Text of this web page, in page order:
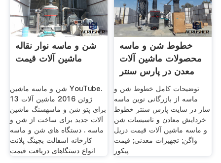
شن و ماسه نوار نقاله
ماشین آلات قیمت
شن و ماسه ماشین YouTube.
13 ژوئن 2016 ماشین آلات
برای پتو شن و ماسهسنگ ماشین
آلات جدید برای ساخت از شن و
ماسه . دستگاه های شن و ماسه
کارخانه اسفالت بچینگ پلانت
انواع دستگاهای دریافت قیمت
خطوط شن و ماسه
محصولات ماشین آلات
معدن در پارس سنتر
توضیحات کامل خطوط شن و
ماسه از بازرگانی نوین ماسه
ساز در سایت پارس سنتر خطوط
خردایش معادن و تاسیسات شن
و ماسه ماشین آلات قیمت دریل
واگن; تجهیزات معدنی; قیمت
پیکور